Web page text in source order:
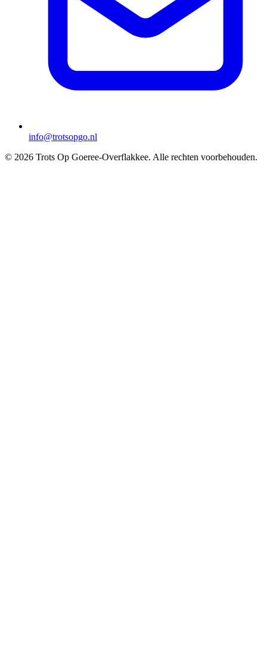
info@trotsopgo.nl
© 2026 Trots Op Goeree-Overflakkee. Alle rechten voorbehouden.